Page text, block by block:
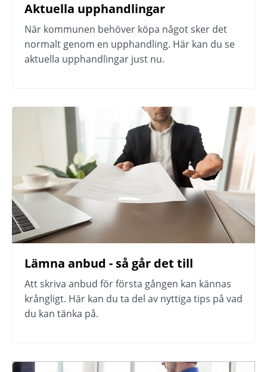
Aktuella upphandlingar
När kommunen behöver köpa något sker det
normalt genom en upphandling. Här kan du se
aktuella upphandlingar just nu.
Lämna anbud - så går det till
Att skriva anbud för första gången kan kännas
krångligt. Här kan du ta del av nyttiga tips på vad
du kan tänka på.